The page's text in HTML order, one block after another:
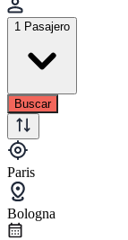
1 Pasajero
Buscar
Paris
Bologna